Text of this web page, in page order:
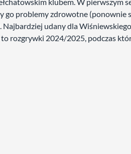
go problemy zdrowotne (ponownie
udany dla
rozgrywki 2024/2025, podczas